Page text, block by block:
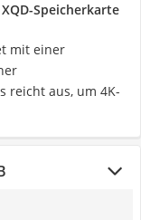
Speicherkarte
mit einer
reicht aus, um 4K-